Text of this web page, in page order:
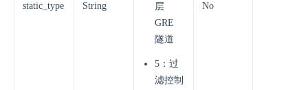
static_type String
层
GRE
隧道
5：过
滤控制
No